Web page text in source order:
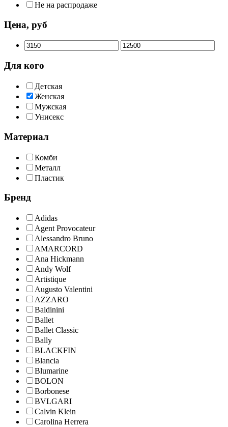
Не на распродаже
Цена, руб
Для кого
Детская
Женская
Мужская
Унисекс
Материал
Комби
Металл
Пластик
Бренд
Adidas
Agent Provocateur
Alessandro Bruno
AMARCORD
Ana Hickmann
Andy Wolf
Artistique
Augusto Valentini
AZZARO
Baldinini
Ballet
Ballet Classic
Bally
BLACKFIN
Blancia
Blumarine
BOLON
Borbonese
BVLGARI
Calvin Klein
Carolina Herrera